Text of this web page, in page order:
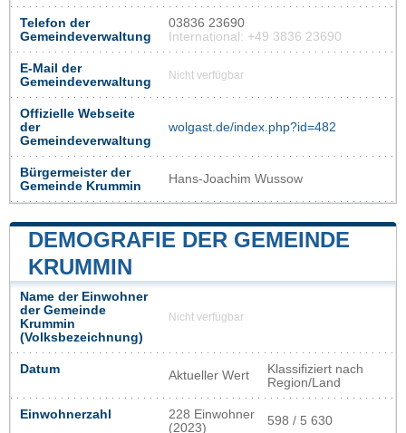
Telefon der
Gemeindeverwaltung
03836 23690
International: +49 3836 23690
E-Mail der
Gemeindeverwaltung
Nicht verfügbar
Offizielle Webseite
der
Gemeindeverwaltung
wolgast.de/index.php?id=482
Bürgermeister der
Gemeinde Krummin
Hans-Joachim Wussow
DEMOGRAFIE DER GEMEINDE
KRUMMIN
Name der Einwohner
der Gemeinde
Krummin
(Volksbezeichnung)
Nicht verfügbar
Datum Aktueller Wert
Klassifiziert nach
Region/Land
Einwohnerzahl
228 Einwohner
(2023)
598 / 5 630